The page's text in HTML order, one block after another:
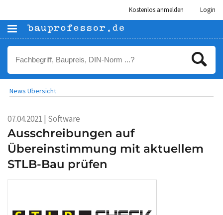
Kostenlos anmelden Login
News Übersicht
07.04.2021 | Software
Ausschreibungen auf
Übereinstimmung mit aktuellem
STLB-Bau prüfen